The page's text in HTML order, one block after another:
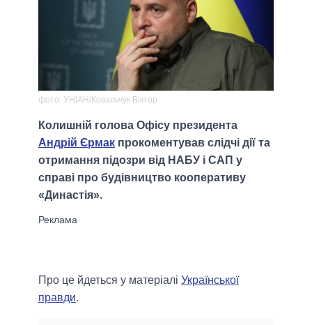
фото: УНІАН/Ковальчук Віктор
Колишній голова Офісу президента
Андрій Єрмак прокоментував слідчі дії та
отримання підозри від НАБУ і САП у
справі про будівництво кооперативу
«Династія».
Про це йдеться у матеріалі Української
правди.